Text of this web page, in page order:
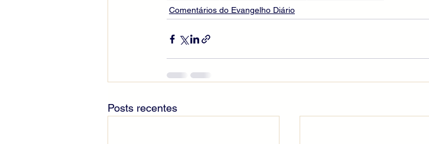
Comentários do Evangelho Diário
Posts recentes